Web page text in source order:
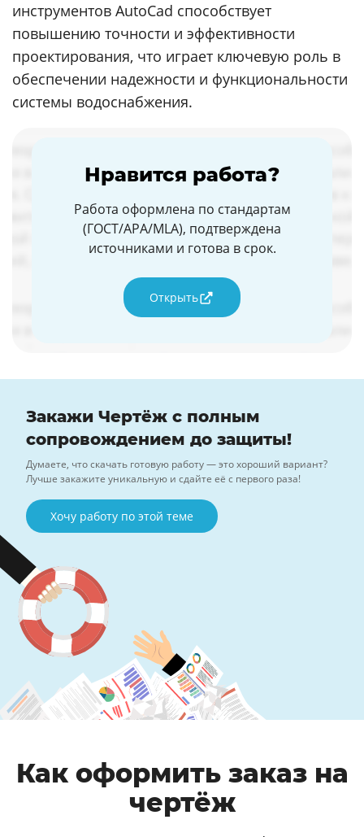
инструментов AutoCad способствует
повышению точности и эффективности
проектирования, что играет ключевую роль в
обеспечении надежности и функциональности
системы водоснабжения.
Нравится работа?
Работа оформлена по стандартам
(ГОСТ/APA/MLA), подтверждена
источниками и готова в срок.
Открыть
Закажи Чертёж с полным
сопровождением до защиты!
Думаете, что скачать готовую работу — это хороший вариант?
Лучше закажите уникальную и сдайте её с первого раза!
Хочу работу по этой теме
Как оформить заказ на
чертёж